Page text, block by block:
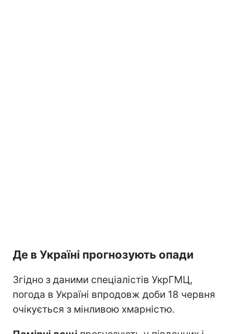
Де в Україні прогнозують опади
Згідно з даними спеціалістів УкрГМЦ,
погода в Україні впродовж доби 18 червня
очікується з мінливою хмарністю.